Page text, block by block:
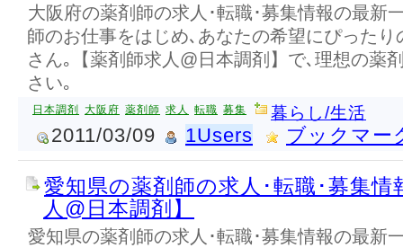
大阪府の薬剤師の求人･転職･募集情報の最新
師のお仕事をはじめ､あなたの希望にぴった
さん｡【薬剤師求人@日本調剤】で､理想の薬
さい｡
日本調剤 大阪府 薬剤師 求人 転職 募集 暮らし/生活
2011/03/09 1Users ブックマー
愛知県の薬剤師の求人･転職･募集情
人@日本調剤】
愛知県の薬剤師の求人･転職･募集情報の最新